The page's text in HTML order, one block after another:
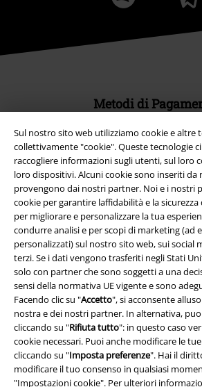
Sul nostro sito web utilizziamo cookie e altre
collettivamente "cookie". Queste tecnologie
raccogliere informazioni sugli utenti, sul loro
loro dispositivi. Alcuni cookie sono inseriti da
provengono dai nostri partner. Noi e i nostri
cookie per garantire laffidabilità e la
per migliorare e personalizzare la tua
condurre analisi e per scopi di marketing (ad
personalizzati) sul nostro sito web, sui social
terzi. Se i dati vengono trasferiti negli Stati
solo con partner che sono soggetti a una
sensi della normativa UE vigente e sono
Facendo clic su "Accetto", si acconsente
nostra e dei nostri partner. In alternativa,
cliccando su "Rifiuta tutto": in questo caso
cookie necessari. Puoi anche modificare le
cliccando su "Imposta preferenze". Hai il
modificare il tuo consenso in qualsiasi
"Impostazioni cookie". Per ulteriori
Metodi di
Contrassegno
Spedizione
App EMP
Scarica la nuova app di